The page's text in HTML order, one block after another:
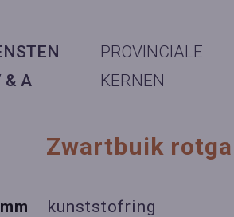
& A
PROVINCIALE
KERNEN
Zwartbuik
kunststofring